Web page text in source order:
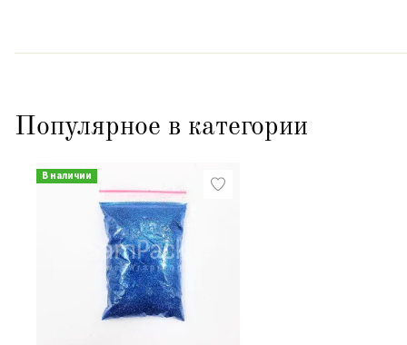
Популярное в категории
В наличии